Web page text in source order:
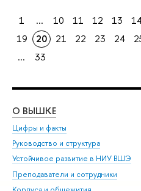
1 ... 10 11 12 13
19
20 21 22 23 24
...
33
О ВЫШКЕ
Цифры и факты
Руководство и структура
Устойчивое развитие в НИУ ВШЭ
Преподаватели и сотрудники